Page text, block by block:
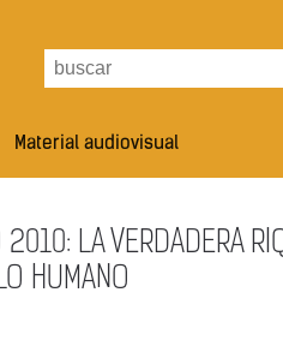
Material audiovisual
LA VERDADERA
HUMANO